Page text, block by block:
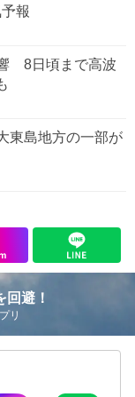
報
8日頃まで高波
東島地方の一部が
避！
リ